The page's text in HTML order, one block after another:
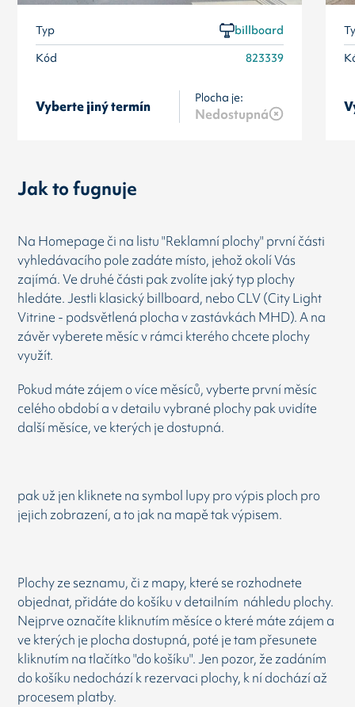
Typ
billboard
Kód
823339
Vyberte jiný termín
Plocha je:
Nedostupná
Jak to fugnuje
Na Homepage či na listu "Reklamní plochy" první části
vyhledávacího pole zadáte místo, jehož okolí Vás
zajímá. Ve druhé části pak zvolíte jaký typ plochy
hledáte. Jestli klasický billboard, nebo CLV (City Light
Vitrine - podsvětlená plocha v zastávkách MHD). A na
závěr vyberete měsíc v rámci kterého chcete plochy
využít.
Pokud máte zájem o více měsíců, vyberte první měsíc
celého období a v detailu vybrané plochy pak uvidíte
další měsíce, ve kterých je dostupná.
pak už jen kliknete na symbol lupy pro výpis ploch pro
jejich zobrazení, a to jak na mapě tak výpisem.
Plochy ze seznamu, či z mapy, které se rozhodnete
objednat, přidáte do košíku v detailním náhledu plochy.
Nejprve označíte kliknutím měsíce o které máte zájem a
ve kterých je plocha dostupná, poté je tam přesunete
kliknutím na tlačítko "do košíku". Jen pozor, že zadáním
do košíku nedochází k rezervaci plochy, k ní dochází až
procesem platby.